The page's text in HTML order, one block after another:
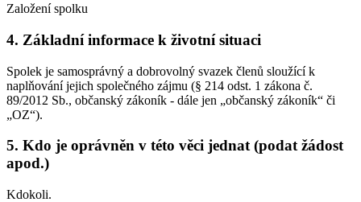
Založení spolku
4. Základní informace k životní situaci
Spolek je samosprávný a dobrovolný svazek členů sloužící k
naplňování jejich společného zájmu (§ 214 odst. 1 zákona č.
89/2012 Sb., občanský zákoník - dále jen „občanský zákoník“ či
„OZ“).
5. Kdo je oprávněn v této věci jednat (podat žádost
apod.)
Kdokoli.